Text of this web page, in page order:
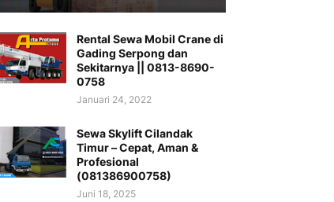
Rental Sewa Mobil Crane di
Gading Serpong dan
Sekitarnya || 0813-8690-
0758
Januari 24, 2022
Sewa Skylift Cilandak
Timur – Cepat, Aman &
Profesional
(081386900758)
Juni 18, 2025